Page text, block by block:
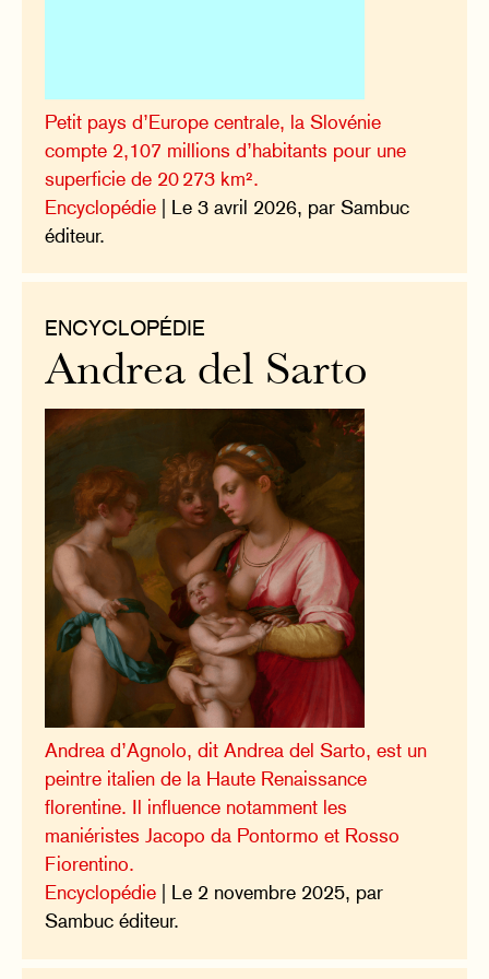
Petit pays d’Europe centrale, la Slovénie
compte 2,107 millions d’habitants pour une
superficie de 20 273 km².
Encyclopédie | Le 3 avril 2026, par Sambuc
éditeur.
ENCYCLOPÉDIE
Andrea del Sarto
Andrea d’Agnolo, dit Andrea del Sarto, est un
peintre italien de la Haute Renaissance
florentine. Il influence notamment les
maniéristes Jacopo da Pontormo et Rosso
Fiorentino.
Encyclopédie | Le 2 novembre 2025, par
Sambuc éditeur.